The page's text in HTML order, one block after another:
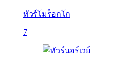
ทัวร์โมร็อกโก
7